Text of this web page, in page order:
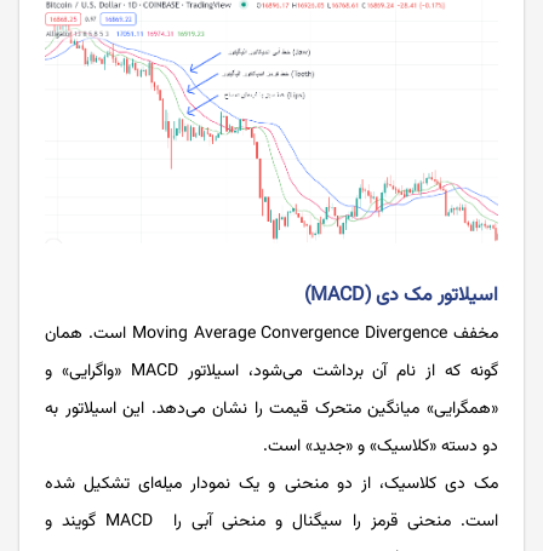
اسیلاتور مک دی (MACD)
مخفف Moving Average Convergence Divergence است. همان‌
گونه که از نام آن برداشت می‌شود، اسیلاتور MACD «واگرایی» و
«همگرایی» میانگین متحرک قیمت را نشان می‌دهد. این اسیلاتور به
دو دسته «کلاسیک» و «جدید» است.
مک دی کلاسیک، از دو منحنی و یک نمودار میله‌ای تشکیل شده
است. منحنی قرمز را سیگنال و منحنی آبی را MACD‌ گویند و